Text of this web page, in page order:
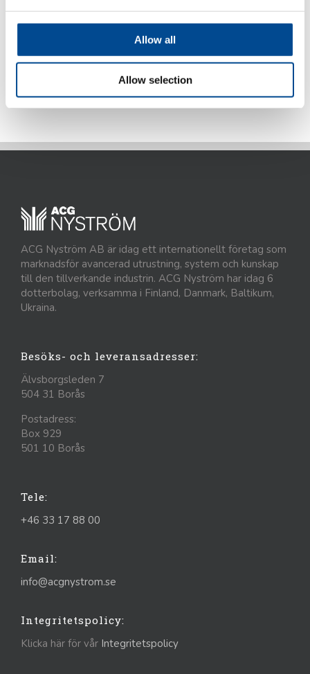
Allow all
Allow selection
Juki PLK
Detaljer
ACG Nyström AB är idag ett internationellt företag som
marknadsför avancerad utrustning, system och kunskap
till den tillverkande industrin. ACG Nyström har idag 6
dotterbolag, verksamma i Finland, Danmark, Baltikum,
Ukraina.
Besöks- och leveransadresser:
Älvsborgsleden 7
504 31 Borås
Postadress:
Box 929
501 10 Borås
Tele:
+46 33 17 88 00
Email:
info@acgnystrom.se
Integritetspolicy:
Klicka här för vår Integritetspolicy